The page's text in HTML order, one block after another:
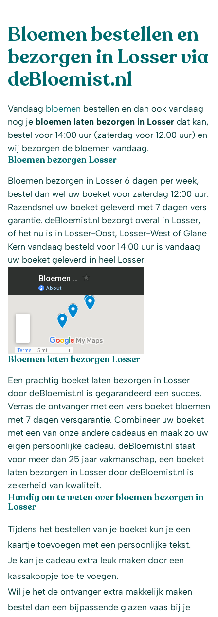
Bloemen bestellen en
bezorgen in Losser via
deBloemist.nl
Vandaag bloemen bestellen en dan ook vandaag
nog je bloemen laten bezorgen in Losser dat kan,
bestel voor 14:00 uur (zaterdag voor 12.00 uur) en
wij bezorgen de bloemen vandaag.
Bloemen bezorgen Losser
Bloemen bezorgen in Losser 6 dagen per week,
bestel dan wel uw boeket voor zaterdag 12:00 uur.
Razendsnel uw boeket geleverd met 7 dagen vers
garantie. deBloemist.nl bezorgt overal in Losser,
of het nu is in Losser-Oost, Losser-West of Glane
Kern vandaag besteld voor 14:00 uur is vandaag
uw boeket geleverd in heel Losser.
Bloemen laten bezorgen Losser
Een prachtig boeket laten bezorgen in Losser
door deBloemist.nl is gegarandeerd een succes.
Verras de ontvanger met een vers boeket bloemen
met 7 dagen versgarantie. Combineer uw boeket
met een van onze andere cadeaus en maak zo uw
eigen persoonlijke cadeau. deBloemist.nl staat
voor meer dan 25 jaar vakmanschap, een boeket
laten bezorgen in Losser door deBloemist.nl is
zekerheid van kwaliteit.
Handig om te weten over bloemen bezorgen in
Losser
Tijdens het bestellen van je boeket kun je een
kaartje toevoegen met een persoonlijke tekst.
Je kan je cadeau extra leuk maken door een
kassakoopje toe te voegen.
Wil je het de ontvanger extra makkelijk maken
bestel dan een bijpassende glazen vaas bij je